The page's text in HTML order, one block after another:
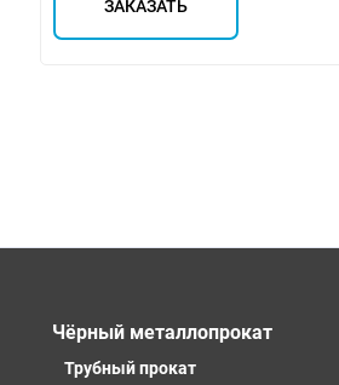
ЗАКАЗАТЬ
Чёрный металлопрокат
Трубный прокат